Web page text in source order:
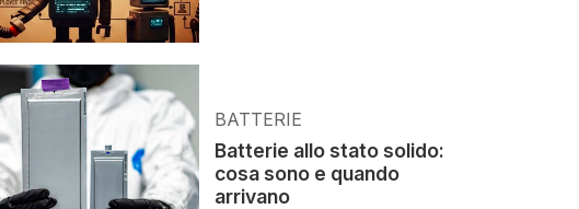
BATTERIE
Batterie allo stato solido:
cosa sono e quando
arrivano